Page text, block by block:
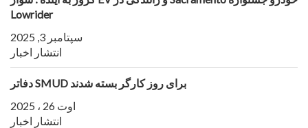
Lowrider
سپتامبر 3, 2025
انتشار اخبار
دفاتر SMUD برای روز کارگر بسته شدند
اوت 26 ، 2025
انتشار اخبار